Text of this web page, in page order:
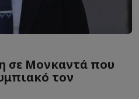
σε Μονκαντά που
τον